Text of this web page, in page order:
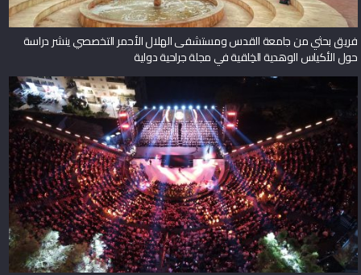
فريق بحثي من جامعة القدس ومستشفى الهلال الأحمر التخصصي ينشر دراسة
حول الأكياس الوهدية الخِلقية في مجلة جراحية دولية